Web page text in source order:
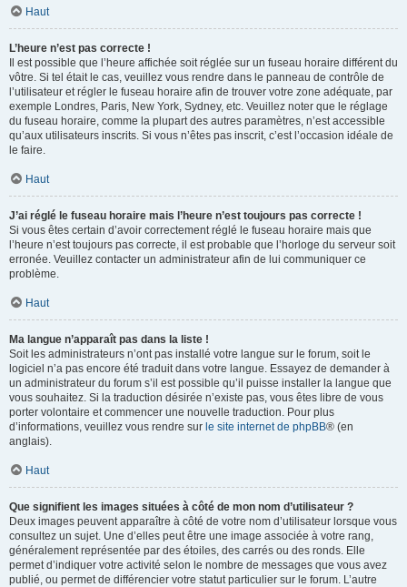
Haut
L’heure n’est pas correcte !
Il est possible que l’heure affichée soit réglée sur un fuseau horaire différent du
vôtre. Si tel était le cas, veuillez vous rendre dans le panneau de contrôle de
l’utilisateur et régler le fuseau horaire afin de trouver votre zone adéquate, par
exemple Londres, Paris, New York, Sydney, etc. Veuillez noter que le réglage
du fuseau horaire, comme la plupart des autres paramètres, n’est accessible
qu’aux utilisateurs inscrits. Si vous n’êtes pas inscrit, c’est l’occasion idéale de
le faire.
Haut
J’ai réglé le fuseau horaire mais l’heure n’est toujours pas correcte !
Si vous êtes certain d’avoir correctement réglé le fuseau horaire mais que
l’heure n’est toujours pas correcte, il est probable que l’horloge du serveur soit
erronée. Veuillez contacter un administrateur afin de lui communiquer ce
problème.
Haut
Ma langue n’apparaît pas dans la liste !
Soit les administrateurs n’ont pas installé votre langue sur le forum, soit le
logiciel n’a pas encore été traduit dans votre langue. Essayez de demander à
un administrateur du forum s’il est possible qu’il puisse installer la langue que
vous souhaitez. Si la traduction désirée n’existe pas, vous êtes libre de vous
porter volontaire et commencer une nouvelle traduction. Pour plus
d’informations, veuillez vous rendre sur le site internet de phpBB® (en
anglais).
Haut
Que signifient les images situées à côté de mon nom d’utilisateur ?
Deux images peuvent apparaître à côté de votre nom d’utilisateur lorsque vous
consultez un sujet. Une d’elles peut être une image associée à votre rang,
généralement représentée par des étoiles, des carrés ou des ronds. Elle
permet d’indiquer votre activité selon le nombre de messages que vous avez
publié, ou permet de différencier votre statut particulier sur le forum. L’autre